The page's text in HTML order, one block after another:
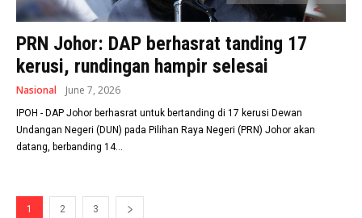
PRN Johor: DAP berhasrat tanding 17
kerusi, rundingan hampir selesai
Nasional June 7, 2026
IPOH - DAP Johor berhasrat untuk bertanding di 17 kerusi Dewan
Undangan Negeri (DUN) pada Pilihan Raya Negeri (PRN) Johor akan
datang, berbanding 14...
1 2 3